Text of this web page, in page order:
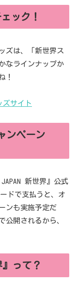
ック！
ズは、「新世界ス
なラインナップか
！
ズサイト
ンペーン
新世界』公式
ドで支払うと、オ
ンも実施予定だ
公開されるから、
』って？